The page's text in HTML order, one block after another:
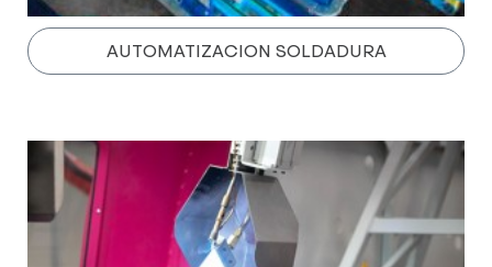
AUTOMATIZACION SOLDADURA